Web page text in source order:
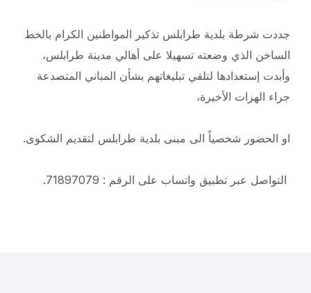
جددت شرطة بلدية طرابلس تذكير المواطنين الكرام بالخط
الساخن الذي وضعته تسهيلا على أهالي مدينة طرابلس،
وأبدت إستعدادها لتلقي تبليغاتهم بشأن المباني المتصدعة
جراء الهزات الأخيرة،
او الحضور شخصياً الى مبنى بلدية طرابلس لتقديم الشكوى.
التواصل عبر تطبيق واتساب على الرقم : 71897079.